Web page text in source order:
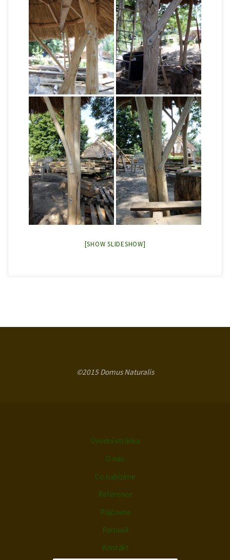
[SHOW SLIDESHOW]
©2015 Domus Naturalis
Úvodní stránka
O nás
Co nabízíme
Reference
Půjčovna
Partneři
Kontakt